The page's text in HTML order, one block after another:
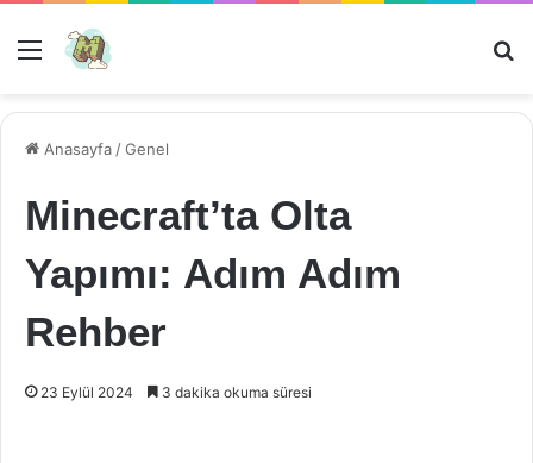
Menü
Anasayfa /Genel
Minecraft’ta Olta
Yapımı: Adım Adım
Rehber
23 Eylül 2024 3 dakika okuma süresi